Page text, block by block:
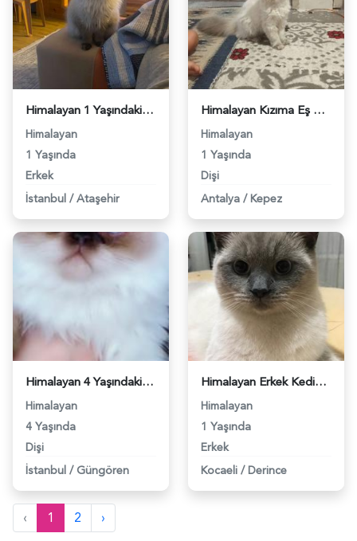
Himalayan 1 Yaşındaki Oğluma Eş Arıyorum - 3012
Himalayan
1 Yaşında
Erkek
İstanbul / Ataşehir
Himalayan Kızıma Eş Arıyorum 1 Yaşında - 3130
Himalayan
1 Yaşında
Dişi
Antalya / Kepez
Himalayan 4 Yaşındaki Kedime Eş Arıyorum - 3528
Himalayan
4 Yaşında
Dişi
İstanbul / Güngören
Himalayan Erkek Kedime Eş Arıyorum - 5632
Himalayan
1 Yaşında
Erkek
Kocaeli / Derince
‹ 1 2 ›